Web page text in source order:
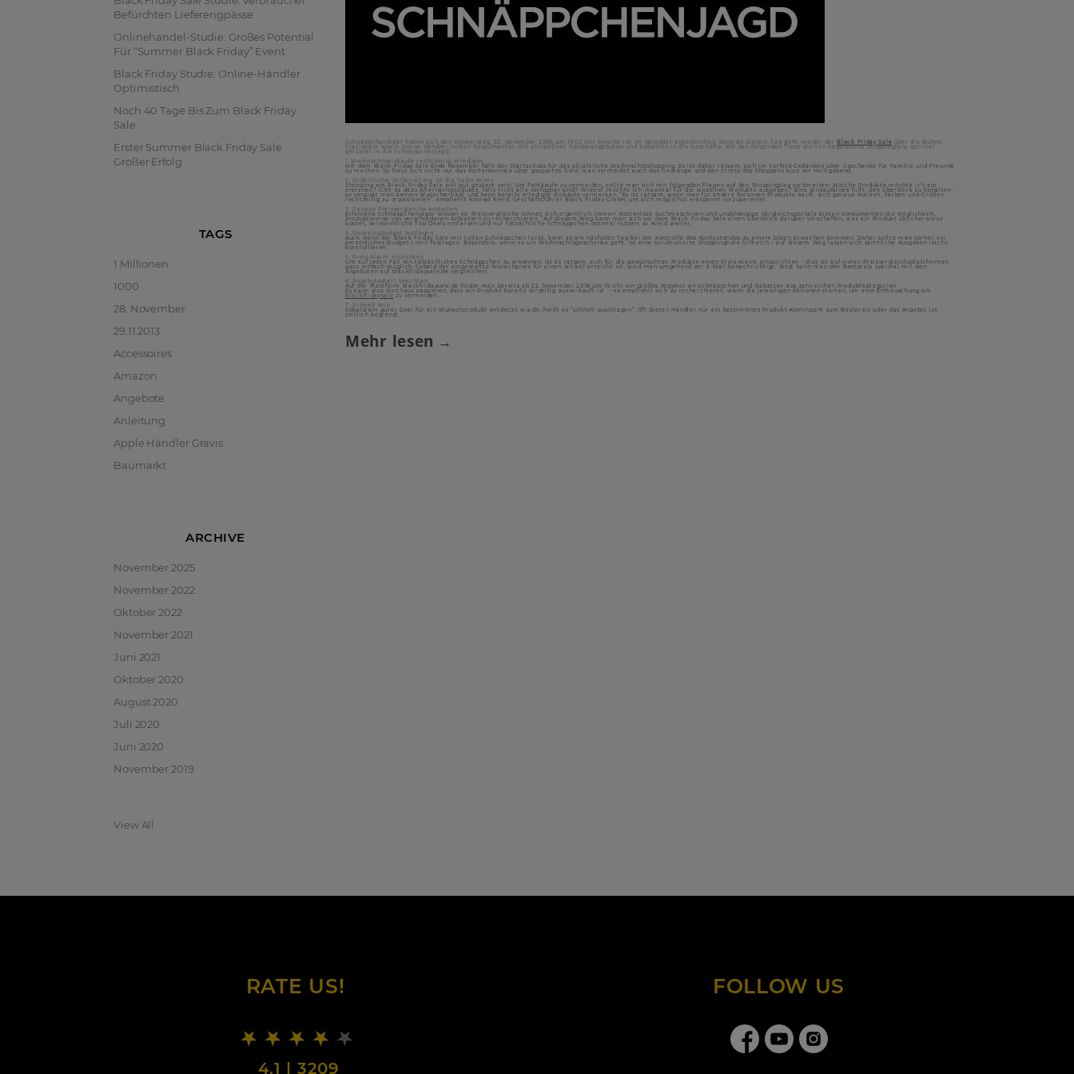
Schnäppchenjäger haben sich den Donnerstag, 22. November 2018, um 19:00 Uhr bereits rot im Kalender angestrichen, denn an diesem Tag geht wieder der Black Friday Sale über die Bühne.
Stationäre sowie Online Händler locken Konsumenten mit attraktiven Sonderangeboten und Rabatten in die Geschäfte. Mit den folgenden Tipps starten begeisterte Shoppingfans optimal
gerüstet in die Schnäppchenjagd.
1. Weihnachtseinkäufe rechtzeitig erledigen
Mit dem Black Friday Sale Ende November fällt der Startschuss für das alljährliche Weihnachtsshopping. Es ist daher ratsam, sich im Vorfeld Gedanken über Geschenke für Familie und Freunde
zu machen. So freut sich nicht nur das Portemonnaie über gespartes Geld, man vermeidet auch das Gedränge und den Stress des Shoppens kurz vor Heiligabend.
2. Ordentliche Vorbereitung ist die halbe Miete
Shopping am Black Friday Sale will gut geplant sein! Um Fehlkäufe zu vermeiden, sollte man sich mit folgenden Fragen auf den Shoppingtag vorbereiten: Welche Produkte möchte ich am
erstehen? Gibt es dazu Alternativprodukte, falls nicht alle verfügbar sind? Wieviel möchte ich maximal für die einzelnen Produkte ausgeben? Eine Einkaufsliste hilft, den Überblick zu behalten -
so vergisst man keinen Wunschartikel und kann bereits erledigte Einkäufe vermerken. “Es ist ratsam, wenn man für andere Personen Produkte kauft, sich genaue Marken, Farben und Größen
rechtzeitig zu organisieren”, empfiehlt Konrad Kreid, Geschäftsführer Black Friday GmbH, um sich möglichst entspannt vorzubereiten.
3. Genaue Preisvergleiche anstellen
Erfahrene Schnäppchenjäger wissen es: Preisvergleiche lohnen sich eigentlich immer! Kostenlose Suchmaschinen und unabhängige Vergleichsportale bieten Konsumenten die Möglichkeit,
Produktpreise von verschiedenen Anbietern zu recherchieren. “Auf diesem Weg kann man sich vor dem Black Friday Sale einen Überblick darüber verschaffen, was ein Produkt üblicherweise
kostet, vermeintliche Top Deals entlarven und nur tatsächliche Schnäppchen optimal nutzen, so Kreid weiter.
4. Shoppingbudget festlegen
Auch wenn der Black Friday Sale mit tollen Schnäppchen lockt, kann es am nächsten Tag bei der Kontrolle des Kontostandes zu einem bösen Erwachen kommen. Daher sollte man vorher ein
persönliches Budget-Limit festlegen. Besonders, wenn es um Weihnachtsgeschenke geht, ist eine strukturierte Shoppingliste hilfreich - auf diesem Weg lassen sich sämtliche Ausgaben leicht
kontrollieren.
5. Preis-Alarm einrichten
Um auf jeden Fall ein tatsächliches Schnäppchen zu erkennen, ist es ratsam, sich für die gewünschten Produkte einen Preis-Alarm einzurichten - dies ist auf vielen Preisvergleichsplattformen
ganz einfach möglich. Sobald der eingestellte Wunschpreis für einen Artikel erreicht ist, wird man umgehend per E-Mail benachrichtigt. Jetzt kann man den Bestpreis optimal mit den
Angeboten auf blackfridaysale.de vergleichen.
6. Angebotsstart beachten
Auf der Plattform blackfridaysale.de findet man bereits ab 22. November 2018 um 19 Uhr ein großes Angebot an Schnäppchen und Rabatten aus zahlreichen Produktkategorien.
Es kann also durchaus passieren, dass ein Produkt bereits vorzeitig ausverkauft ist - es empfiehlt sich zu recherchieren, wann die jeweiligen Aktionen starten, um eine Enttäuschung am
Blackfridaysale zu vermeiden.
7. Schnell sein
Sobald ein guter Deal für ein Wunschprodukt entdeckt wurde, heißt es “schnell zuschlagen”. Oft bieten Händler nur ein bestimmtes Produkt-Kontingent zum Bestpreis oder das Angebot ist
zeitlich begrenzt.
Mehr lesen
Befürchten Lieferengpässe
Onlinehandel-Studie: Großes Potential
Für “Summer Black Friday” Event
Black Friday Studie: Online-Händler
Optimistisch
Noch 40 Tage Bis Zum Black Friday
Sale
Erster Summer Black Friday Sale
Großer Erfolg
TAGS
1 Millionen
1000
28. November
29.11.2013
Accessoires
Amazon
Angebote
Anleitung
Apple Händler Gravis
Baumarkt
ARCHIVE
November 2025
November 2022
Oktober 2022
November 2021
Juni 2021
Oktober 2020
August 2020
Juli 2020
Juni 2020
November 2019
View All
RATE US!
4.1 | 3209
FOLLOW US